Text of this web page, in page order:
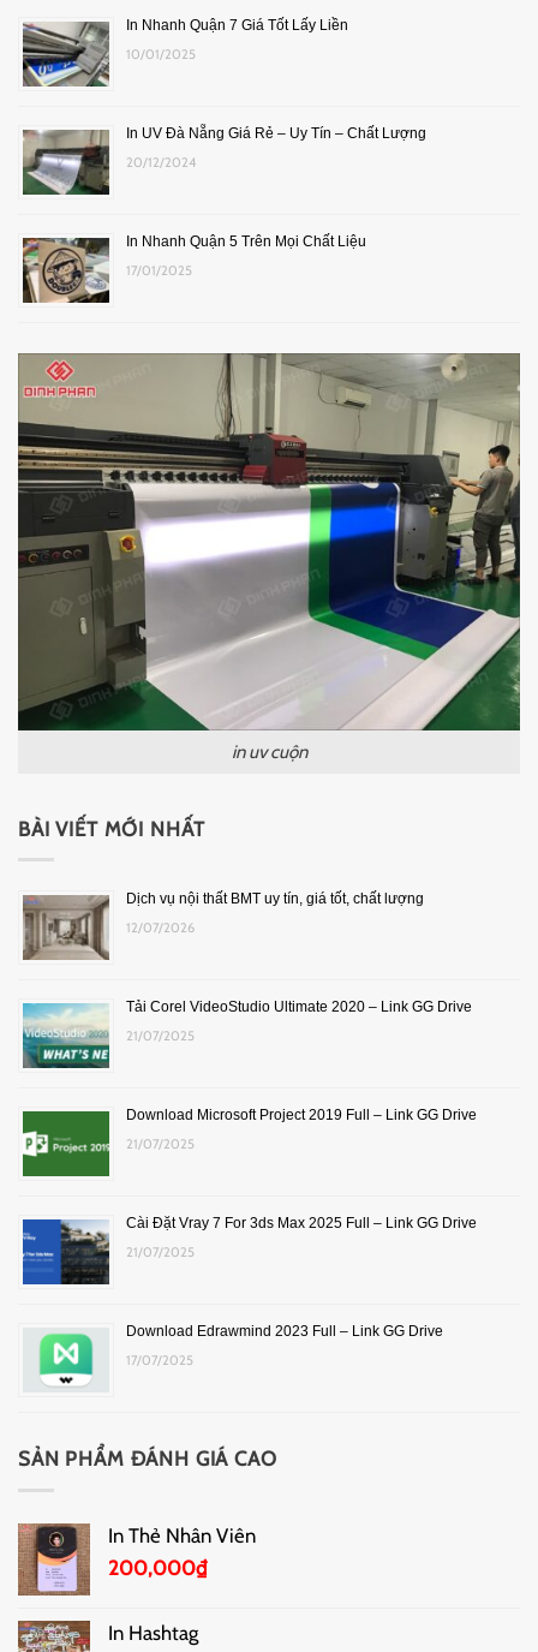
In Nhanh Quận 7 Giá Tốt Lấy Liền
10/01/2025
In UV Đà Nẵng Giá Rẻ – Uy Tín – Chất Lượng
20/12/2024
In Nhanh Quận 5 Trên Mọi Chất Liệu
17/01/2025
in uv cuộn
BÀI VIẾT MỚI NHẤT
Dịch vụ nội thất BMT uy tín, giá tốt, chất lượng
12/07/2026
Tải Corel VideoStudio Ultimate 2020 – Link GG Drive
21/07/2025
Download Microsoft Project 2019 Full – Link GG Drive
21/07/2025
Cài Đặt Vray 7 For 3ds Max 2025 Full – Link GG Drive
21/07/2025
Download Edrawmind 2023 Full – Link GG Drive
17/07/2025
SẢN PHẨM ĐÁNH GIÁ CAO
In Thẻ Nhân Viên
200,000₫
In Hashtag